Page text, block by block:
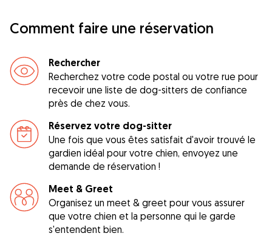
Comment faire une réservation
Rechercher
Recherchez votre code postal ou votre rue pour
recevoir une liste de dog-sitters de confiance
près de chez vous.
Réservez votre dog-sitter
Une fois que vous êtes satisfait d'avoir trouvé le
gardien idéal pour votre chien, envoyez une
demande de réservation !
Meet & Greet
Organisez un meet & greet pour vous assurer
que votre chien et la personne qui le garde
s'entendent bien.